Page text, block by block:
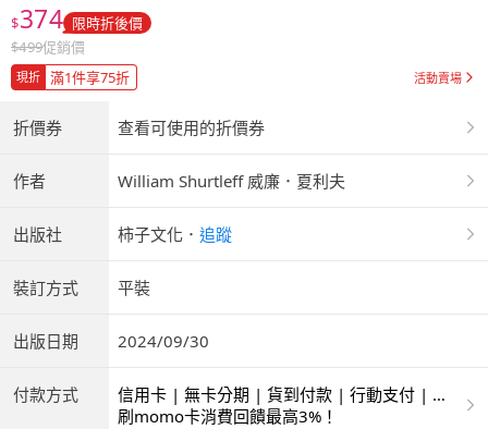
$374 限時折後價
$499促銷價
現折 滿1件享75折 活動賣場
折價券 查看可使用的折價券
作者 William Shurtleff 威廉．夏利夫
出版社 柿子文化 ． 追蹤
裝訂方式 平裝
出版日期 2024/09/30
付款方式
信用卡 | 無卡分期 | 貨到付款 | 行動支付 | 超
商付款 | ATM | 銀聯卡 | 銀行帳戶付款
刷momo卡消費回饋最高3%！